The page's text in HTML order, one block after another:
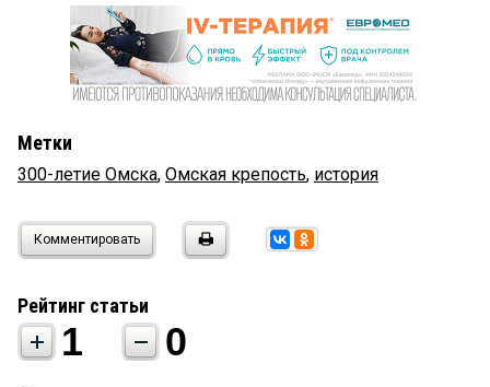
Метки
300-летие Омска, Омская крепость, история
Комментировать
Рейтинг статьи
1 0